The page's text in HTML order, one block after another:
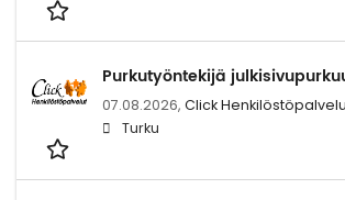
Purkutyöntekijä
07.08.2026, Click
Turku